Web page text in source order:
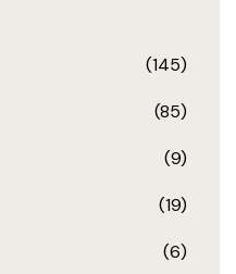
(145)
(85)
(9)
(19)
(6)